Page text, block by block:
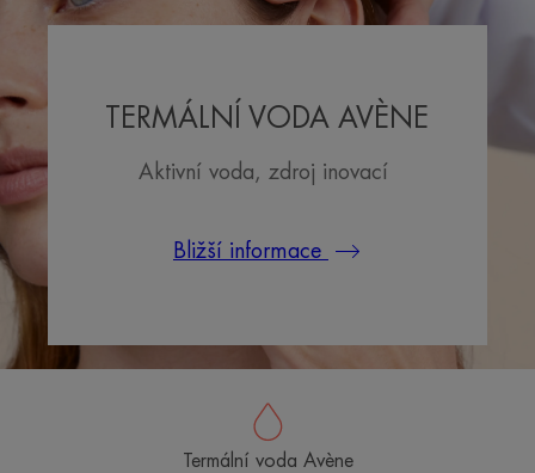
TERMÁLNÍ VODA AVÈNE
Aktivní voda, zdroj inovací
Bližší informace
Termální voda Avène